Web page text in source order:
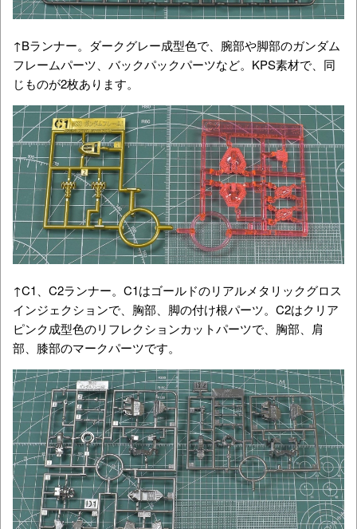
↑Bランナー。ダークグレー成型色で、腕部や脚部のガンダム
フレームパーツ、バックパックパーツなど。KPS素材で、同
じものが2枚あります。
↑C1、C2ランナー。C1はゴールドのリアルメタリックグロス
インジェクションで、胸部、脚の付け根パーツ。C2はクリア
ピンク成型色のリフレクションカットパーツで、胸部、肩
部、膝部のマークパーツです。